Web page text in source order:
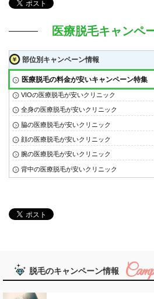
医療脱毛キャンペ
部位別キャンペーン情報
医療脱毛の料金が安いキャンペーン特集
VIOの医療脱毛が安いクリニック
全身の医療脱毛が安いクリニック
脇の医療脱毛が安いクリニック
顔の医療脱毛が安いクリニック
腕の医療脱毛が安いクリニック
背中の医療脱毛が安いクリニック
脱毛のキャンペーン情報